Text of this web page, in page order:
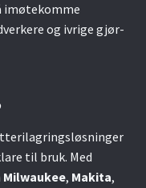
imøtekomme
og ivrige gjør-
til bruk. Med
Milwaukee, Makita,